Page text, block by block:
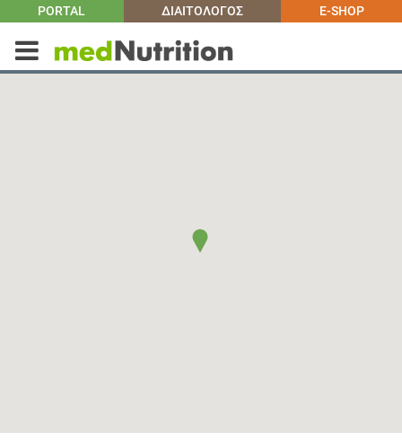
PORTAL ΔΙΑΙΤΟΛΟΓΟΣ E-SHOP